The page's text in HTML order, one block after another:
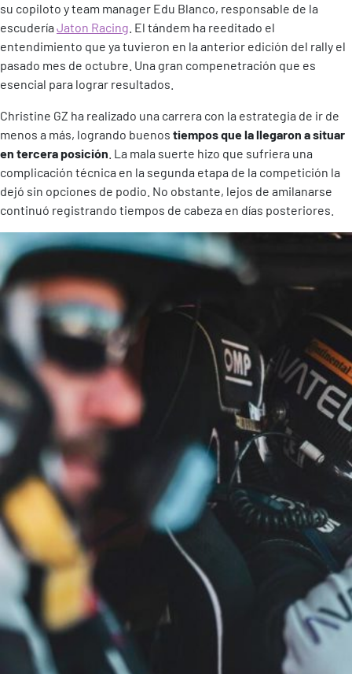
su copiloto y team manager Edu Blanco, responsable de la
escudería Jaton Racing . El tándem ha reeditado el
entendimiento que ya tuvieron en la anterior edición del rally el
pasado mes de octubre. Una gran compenetración que es
esencial para lograr resultados.
Christine GZ ha realizado una carrera con la estrategia de ir de
menos a más, logrando buenos tiempos que la llegaron a situar
en tercera posición . La mala suerte hizo que sufriera una
complicación técnica en la segunda etapa de la competición la
dejó sin opciones de podio. No obstante, lejos de amilanarse
continuó registrando tiempos de cabeza en días posteriores.